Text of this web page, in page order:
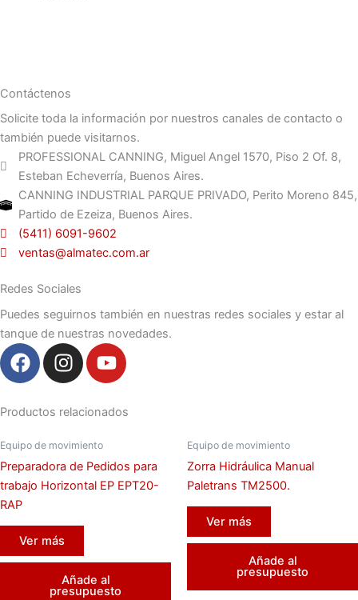
Contáctenos
Solicite toda la información por nuestros canales de contacto o
también puede visitarnos.
PROFESSIONAL CANNING, Miguel Angel 1570, Piso 2 Of. 8,
Esteban Echeverría, Buenos Aires.
CANNING INDUSTRIAL PARQUE PRIVADO, Perito Moreno 845,
Partido de Ezeiza, Buenos Aires.
(5411) 6091-9602
ventas@almatec.com.ar
Redes Sociales
Puedes seguirnos también en nuestras redes sociales y estar al
tanque de nuestras novedades.
F
a
e
o
o
k
I
n
t
g
r
a
Y
o
t
e
Productos relacionados
Equipo de movimiento
Preparadora de Pedidos para
trabajo Horizontal EP EPT20-
RAP
Ver más
Añade al
presupuesto
Equipo de movimiento
Zorra Hidráulica Manual
Paletrans TM2500.
Ver más
Añade al
presupuesto